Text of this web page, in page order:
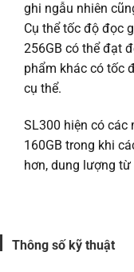
ghi ngẫu nhiên
Cụ thể tốc độ đọc
256GB có thể đạt
phẩm khác có tốc
cụ thể.
SL300 hiện có các
160GB trong khi
hơn, dung lượng từ
Thông số kỹ thuật